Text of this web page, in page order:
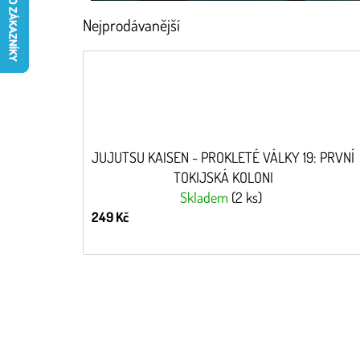
Nejprodávanější
JUJUTSU KAISEN - PROKLETÉ VÁLKY 19: PRVNÍ
TOKIJSKÁ KOLONI
Skladem (2 ks)
249 Kč